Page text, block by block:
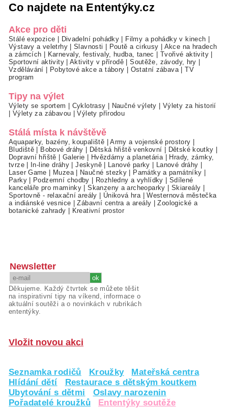
Co najdete na Ententýky.cz
Akce pro děti
Stálé expozice Divadelní pohádky Filmy a pohádky v kinech
Výstavy a veletrhy|Slavnosti Poutě a cirkusy
Akce na hradech
a zámcích
Karnevaly, festivaly, hudba, tanec Tvořivé aktivity
Sportovní aktivity|Aktivity v přírodě |Soutěže, závody, hry
Vzdělávání
Pobytové akce a tábory Ostatní zábava |TV
program
Tipy na výlet
Výlety se sportem Cyklotrasy Naučné výlety
Výlety za historií
Výlety za zábavou |Výlety přírodou
Stálá místa k návštěvě
Aquaparky, bazény, koupaliště |Army a vojenské prostory
Bludiště
Bobové dráhy Dětská hřiště venkovní Dětské koutky
Dopravní hřiště
Galerie Hvězdárny a planetária
Hrady, zámky,
tvrze| In-line dráhy |Jeskyně| Lanové parky Lanové dráhy
Laser Game
Muzea| Naučné stezky Památky a památníky
Parky| Podzemní chodby Rozhledny a vyhlídky
Sdílené
kanceláře pro maminky |Skanzeny a archeoparky Skiareály
Sportovně - relaxační areály
Úniková hra |Westernová městečka
a indiánské vesnice |Zábavní centra a areály |Zoologické a
botanické zahrady
Kreativní prostor
Newsletter
Děkujeme. Každý čtvrtek se můžete těšit
na inspirativní tipy na víkend, informace o
aktuální soutěži a o novinkách v rubrikách
ententýky.
Vložit novou akci
Seznamka rodičů Kroužky
Mateřská centra
Hlídání dětí
Restaurace s dětským koutkem
Ubytování s dětmi
Oslavy narozenin
Pořadatelé kroužků
Ententýky soutěže